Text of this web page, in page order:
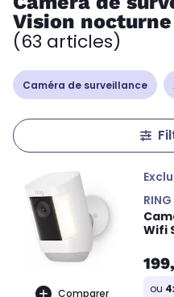
Vision
(63 articles)
Caméra de surveillance
Comparer
RING
Wifi
ou